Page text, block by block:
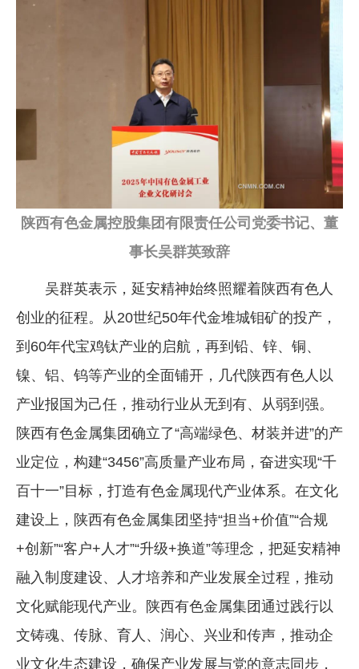
陕西有色金属控股集团有限责任公司党委书记、董
事长吴群英致辞
吴群英表示，延安精神始终照耀着陕西有色人
创业的征程。从20世纪50年代金堆城钼矿的投产，
到60年代宝鸡钛产业的启航，再到铅、锌、铜、
镍、铝、钨等产业的全面铺开，几代陕西有色人以
产业报国为己任，推动行业从无到有、从弱到强。
陕西有色金属集团确立了“高端绿色、材装并进”的产
业定位，构建“3456”高质量产业布局，奋进实现“千
百十一”目标，打造有色金属现代产业体系。在文化
建设上，陕西有色金属集团坚持“担当+价值”“合规
+创新”“客户+人才”“升级+换道”等理念，把延安精神
融入制度建设、人才培养和产业发展全过程，推动
文化赋能现代产业。陕西有色金属集团通过践行以
文铸魂、传脉、育人、润心、兴业和传声，推动企
业文化生态建设，确保产业发展与党的意志同步，